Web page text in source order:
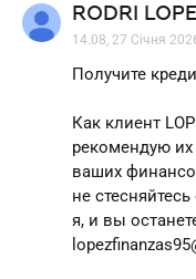
RODRI
14.08, 27 Січня
Получите
Как клиент
рекомендую их
ваших
не
я, и вы